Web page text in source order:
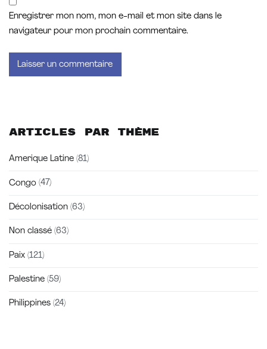
Enregistrer mon nom, mon e-mail et mon site dans le
navigateur pour mon prochain commentaire.
Articles par thème
Amerique Latine (81)
Congo (47)
Décolonisation (63)
Non classé (63)
Paix (121)
Palestine (59)
Philippines (24)